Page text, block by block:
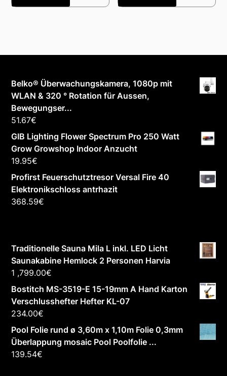
Belko® Überwachungskamera, 1080p mit
WLAN & 320 ° Rotation für Aussen,
Bewegungser...
51.67€
GIB Lighting Flower Spectrum Pro 250 Watt
Grow Growshop Indoor Anzucht
19.95€
Profirst Feuerschutztresor Versal Fire 40
Elektronikschloss antrhazit
368.59€
Traditionelle Sauna Mila L inkl. LED Licht
Saunakabine Hemlock 2 Personen Harvia
1 ,799.00€
Bostitch MS-3519-E 15-19mm A Hand Karton
Verschlusshefter Hefter KL-07
234.00€
Pool Folie rund ø 3,60m x 1,10m Folie 0,3mm
Überlappung mosaic Pool Poolfolie ...
139.54€